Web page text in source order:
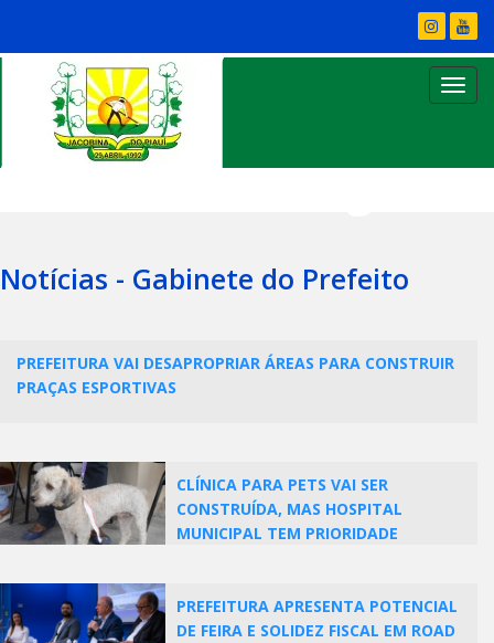
Notícias - Gabinete do Prefeito
PREFEITURA VAI DESAPROPRIAR ÁREAS PARA CONSTRUIR
PRAÇAS ESPORTIVAS
CLÍNICA PARA PETS VAI SER
CONSTRUÍDA, MAS HOSPITAL
MUNICIPAL TEM PRIORIDADE
PREFEITURA APRESENTA POTENCIAL
DE FEIRA E SOLIDEZ FISCAL EM ROAD